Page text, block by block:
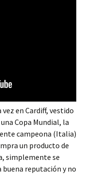
vez en Cardiff, vestido
Copa Mundial, la
campeona (Italia)
un producto de
simplemente se
buena reputación y no